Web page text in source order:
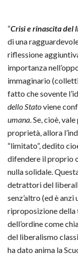
“Crisi e rinascita del
di una
riflessione
importanza
immaginario
fatto che sovente
dello Statoviene
umana. Se, cioè,
proprietà, allora
“limitato”, dedito
difendere il proprio
nulla solidale.
detrattori del
senz’altro (ed è
riproposizione della
dell’ordine come
del liberalismo
ha dato anima la